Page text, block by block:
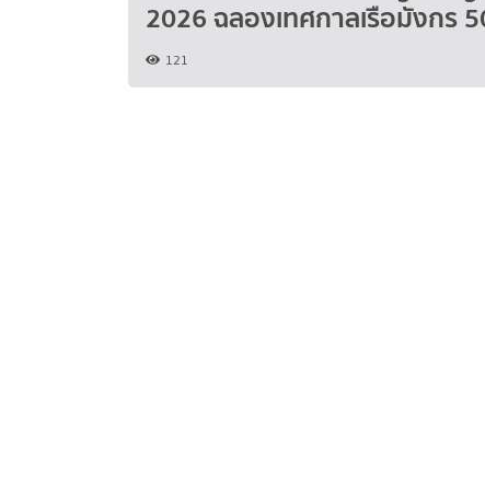
2026 ฉลองเทศกาลเรือมังกร
121